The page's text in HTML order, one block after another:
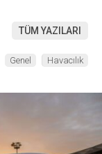
TÜM YAZILARI
Genel Havacılık